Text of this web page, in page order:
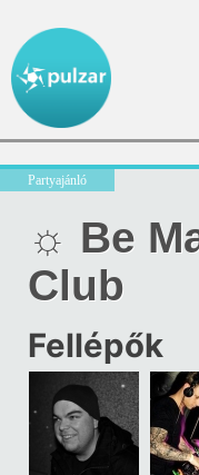
Partyajánló
☼ Be
Club
Fellépők